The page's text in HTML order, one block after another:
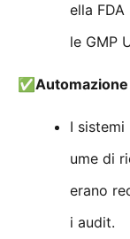
ella FDA
le GMP
✅
I
ume di
erano
i audit.